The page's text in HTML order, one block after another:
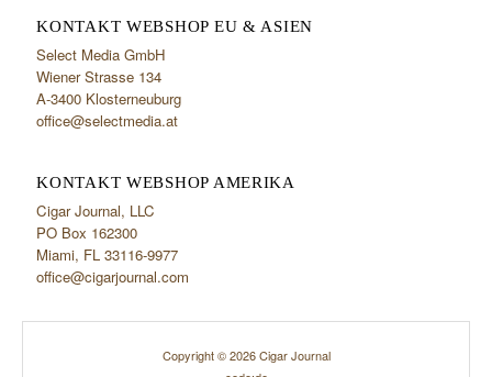
KONTAKT WEBSHOP EU & ASIEN
Select Media GmbH
Wiener Strasse 134
A-3400 Klosterneuburg
office@selectmedia.at
KONTAKT WEBSHOP AMERIKA
Cigar Journal, LLC
PO Box 162300
Miami, FL 33116-9977
office@cigarjournal.com
Copyright © 2026 Cigar Journal